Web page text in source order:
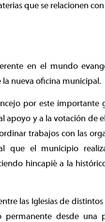
que se relacionen
en el mundo
nueva oficina municipal.
por este importante
apoyo y a la votación de
trabajos con las
que el municipio
hincapié a la
las Iglesias de
desde una